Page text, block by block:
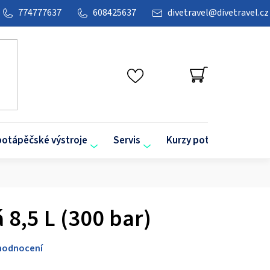
divetravel@divetravel.cz
608425637
774777637
NÁKUPNÍ
KOŠÍK
výstroje Servis Kurzy potápění
L (300 bar)